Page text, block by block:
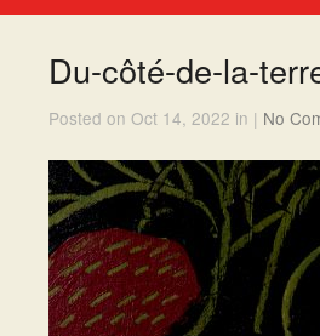
Du-côté-de-la-
Posted on Oct 14, 2022 in | No